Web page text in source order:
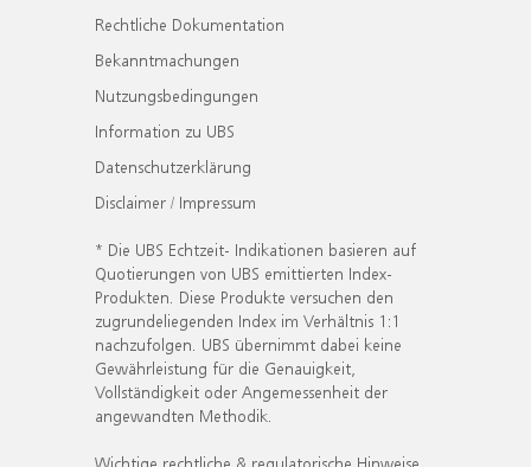
Rechtliche Dokumentation
Bekanntmachungen
Nutzungsbedingungen
Information zu UBS
Datenschutzerklärung
Disclaimer / Impressum
* Die UBS Echtzeit- Indikationen basieren auf
Quotierungen von UBS emittierten Index-
Produkten. Diese Produkte versuchen den
zugrundeliegenden Index im Verhältnis 1:1
nachzufolgen. UBS übernimmt dabei keine
Gewährleistung für die Genauigkeit,
Vollständigkeit oder Angemessenheit der
angewandten Methodik.